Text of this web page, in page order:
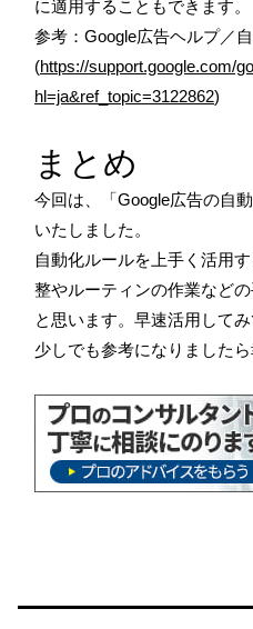
に適用することもできます。
参考：Google広告ヘルプ／
(https://support.google.com/
hl=ja&ref_topic=3122862)
まとめ
今回は、「Google広告の自
いたしました。
自動化ルールを上手く活用
整やルーティンの作業など
と思います。早速活用して
少しでも参考になりましたら